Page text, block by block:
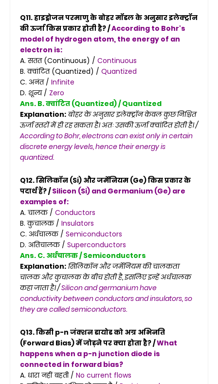
Q11. हाइड्रोजन परमाणु के बोहर मॉडल के अनुसार इलेक्ट्रॉन
की ऊर्जा किस प्रकार होती है? /According to Bohr's
model of hydrogen atom, the energy of an
electron is:
A. सतत (Continuous) / Continuous
B. क्वांटित (Quantized) / Quantized
C. अनंत / Infinite
D. शून्य / Zero
Ans. B. क्वांटित (Quantized) / Quantized
Explanation: बोहर के अनुसार इलेक्ट्रॉन केवल कुछ निश्चित
ऊर्जा स्तरों में ही रह सकता है। अतः उसकी ऊर्जा क्वांटित होती है। /
According to Bohr, electrons can exist only in certain
discrete energy levels, hence their energy is
quantized.
Q12. सिलिकॉन (Si) और जर्मेनियम (Ge) किस प्रकार के
पदार्थ हैं? /Silicon (Si) and Germanium (Ge) are
examples of:
A. चालक / Conductors
B. कुचालक / Insulators
C. अर्धचालक / Semiconductors
D. अतिचालक / Superconductors
Ans. C. अर्धचालक / Semiconductors
Explanation: सिलिकॉन और जर्मेनियम की चालकता
चालक और कुचालक के बीच होती है, इसलिए इन्हें अर्धचालक
कहा जाता है। /Silicon and germanium have
conductivity between conductors and insulators, so
they are called semiconductors.
Q13. किसी p-n जंक्शन डायोड को अग्र अभिनति
(Forward Bias) में जोड़ने पर क्या होता है? /What
happens when a p-n junction diode is
connected in forward bias?
A. धारा नहीं बहती / No current flows